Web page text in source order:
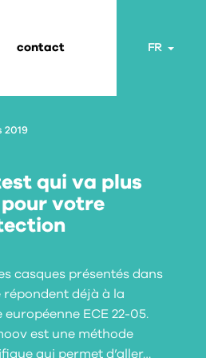
contact FR
2019
qui va plus
pour votre
casques présentés dans
répondent déjà à la
européenne ECE 22-05.
est une méthode
qui permet d’aller…